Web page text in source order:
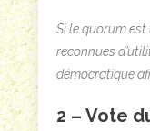
Si le quorum
reconnues
démocratique
2 – Vote